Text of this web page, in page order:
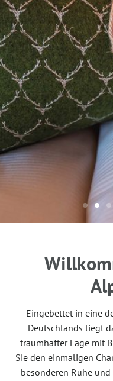
Eingebettet in eine
Deutschlands liegt
traumhafter Lage mit
Sie den einmaligen
besonderen Ruhe